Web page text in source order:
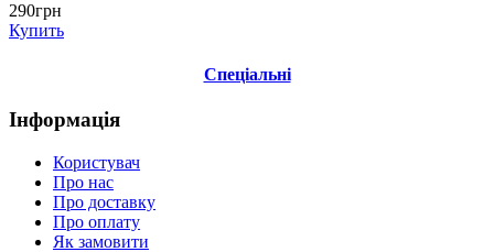
290грн
Купить
Спеціальні
Інформація
Користувач
Про нас
Про доставку
Про оплату
Як замовити